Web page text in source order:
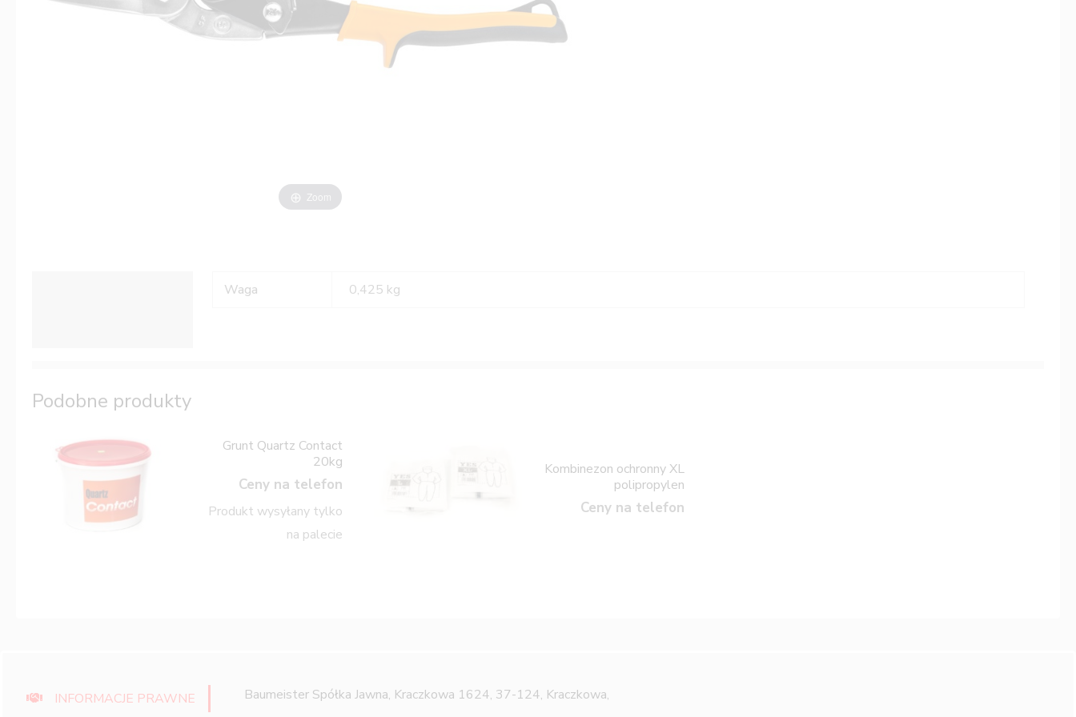
Zoom
Waga 0,425 kg
Podobne produkty
Grunt Quartz Contact
20kg
Ceny na telefon
Produkt wysyłany tylko
na palecie
Kombinezon ochronny XL
polipropylen
Ceny na telefon
INFORMACJE PRAWNE Baumeister Spółka Jawna, Kraczkowa 1624, 37-124, Kraczkowa,